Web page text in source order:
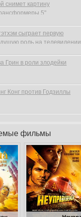
снимет картину
5"
сыграет первую
роль на телевидении
Грин в роли злодейки
Конг против Годзиллы
фильмы